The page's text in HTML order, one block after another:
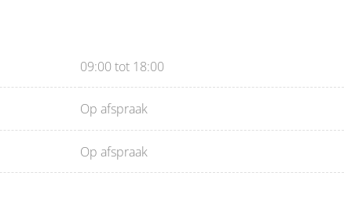
09:00 tot 18:00
Op afspraak
Op afspraak